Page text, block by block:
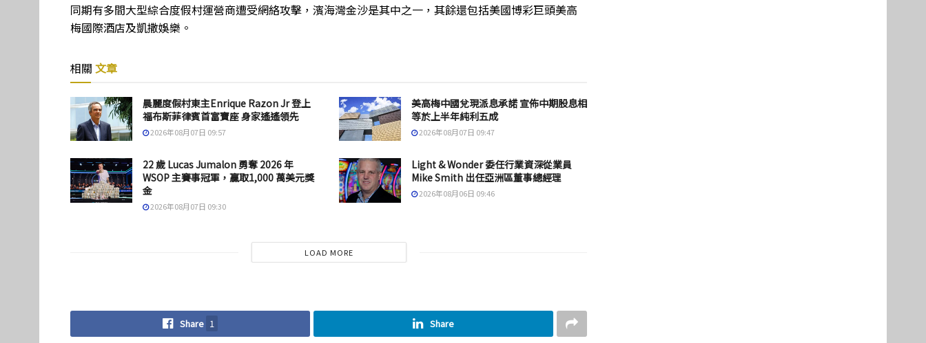
同期有多間大型綜合度假村運營商遭受網絡攻擊，濱海灣金沙是其中之一，其餘還包括美國博彩巨頭美高
梅國際酒店及凱撒娛樂。
相關 文章
晨麗度假村東主Enrique Razon Jr 登上
福布斯菲律賓首富寶座 身家遙遙領先
2026年08月07日 09:57
美高梅中國兌現派息承諾 宣佈中期股息相
等於上半年純利五成
2026年08月07日 09:47
22 歲 Lucas Jumalon 勇奪 2026 年
WSOP 主賽事冠軍，贏取1,000 萬美元獎
金
2026年08月07日 09:30
Light & Wonder 委任行業資深從業員
Mike Smith 出任亞洲區董事總經理
2026年08月06日 09:46
LOAD MORE
Share 1 Share